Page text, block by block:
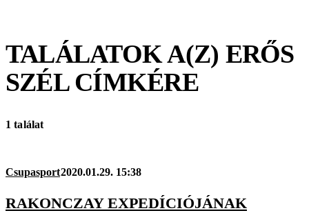
TALÁLATOK A(Z) ERŐS
SZÉLCÍMKÉRE
1 találat
Csupasport2020.01.29. 15:38
RAKONCZAY EXPEDÍCIÓJÁNAK